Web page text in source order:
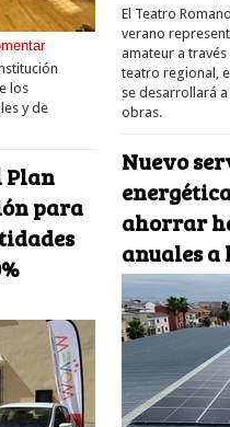
los
y de
Plan
para
El Teatro
verano
amateur a
teatro regional,
se desarrollará
obras.
Nuevo
ahorrar
anuales